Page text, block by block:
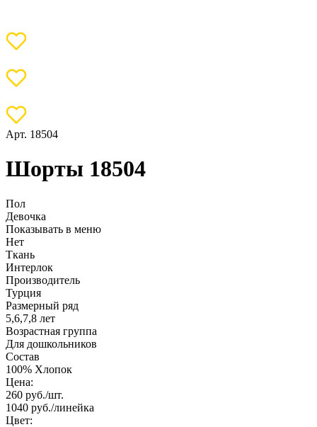
Арт. 18504
Шорты 18504
Пол
Девочка
Показывать в меню
Нет
Ткань
Интерлок
Производитель
Турция
Размерный ряд
5,6,7,8 лет
Возрастная группа
Для дошкольников
Состав
100% Хлопок
Цена:
260 руб./шт.
1040 руб./линейка
Цвет: